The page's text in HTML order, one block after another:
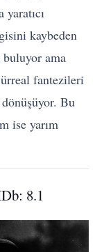
yaratıcı
kaybeden
ama
fantezileri
Bu
ise yarım
8.1